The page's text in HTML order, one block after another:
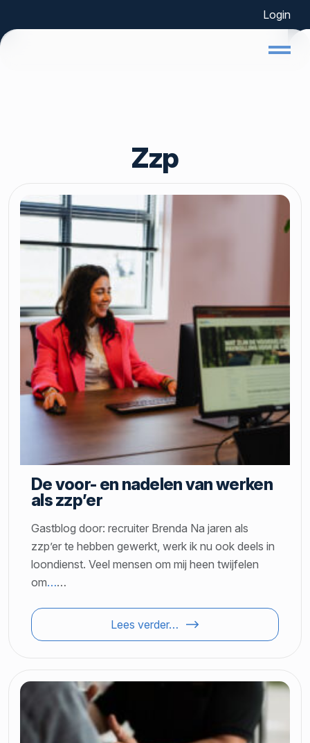
Login
Zzp
De voor- en nadelen van werken
als zzp’er
Gastblog door: recruiter Brenda Na jaren als
zzp’er te hebben gewerkt, werk ik nu ook deels in
loondienst. Veel mensen om mij heen twijfelen
om……
Lees verder…